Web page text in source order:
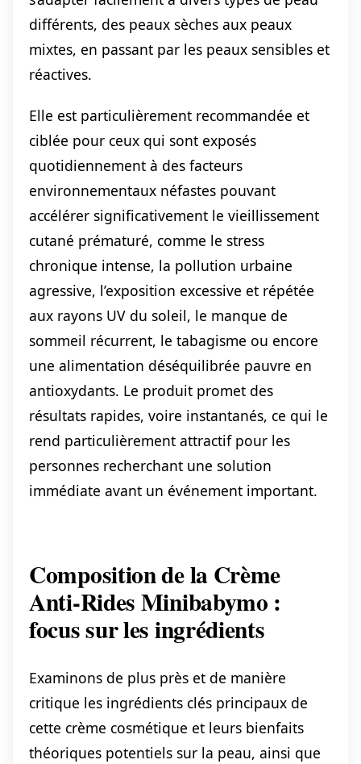
différents, des peaux sèches aux peaux
mixtes, en passant par les peaux sensibles et
réactives.
Elle est particulièrement recommandée et
ciblée pour ceux qui sont exposés
quotidiennement à des facteurs
environnementaux néfastes pouvant
accélérer significativement le vieillissement
cutané prématuré, comme le stress
chronique intense, la pollution urbaine
agressive, l’exposition excessive et répétée
aux rayons UV du soleil, le manque de
sommeil récurrent, le tabagisme ou encore
une alimentation déséquilibrée pauvre en
antioxydants. Le produit promet des
résultats rapides, voire instantanés, ce qui le
rend particulièrement attractif pour les
personnes recherchant une solution
immédiate avant un événement important.
Composition de la Crème
Anti-Rides Minibabymo :
focus sur les ingrédients
Examinons de plus près et de manière
critique les ingrédients clés principaux de
cette crème cosmétique et leurs bienfaits
théoriques potentiels sur la peau, ainsi que